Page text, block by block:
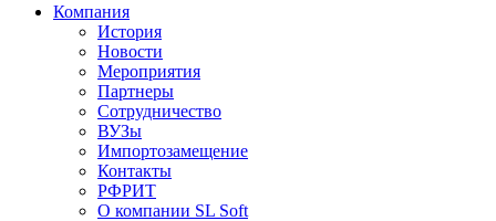
Компания
История
Новости
Мероприятия
Партнеры
Сотрудничество
ВУЗы
Импортозамещение
Контакты
РФРИТ
О компании SL Soft